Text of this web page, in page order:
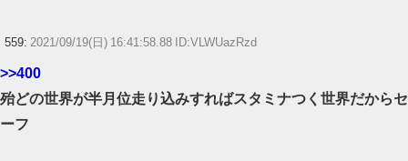
559: 2021/09/19(日) 16:41:58.88 ID:VLWUazRzd
>>400
殆どの世界が半月位走り込みすればスタミナつく世界だからセ
ーフ